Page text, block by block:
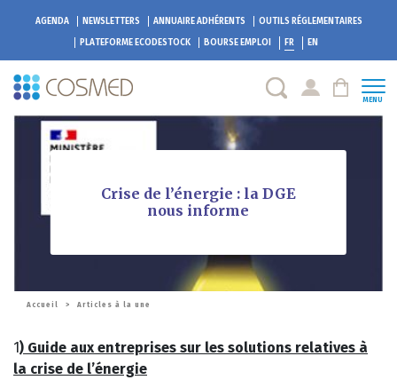
AGENDA NEWSLETTERS ANNUAIRE ADHÉRENTS
OUTILS RÉGLEMENTAIRES
PLATEFORME ECODESTOCK BOURSE EMPLOI FR EN
MENU
Crise de l’énergie : la DGE
nous informe
Accueil > Articles à la une
1) Guide aux entreprises sur les solutions relatives à
la crise de l’énergie